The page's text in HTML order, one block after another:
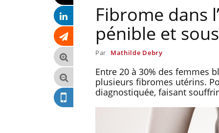
Fibrome dans
pénible et
Par Mathilde Debry
Entre 20 à 30% des femmes
plusieurs fibromes utérins.
diagnostiquée, faisant